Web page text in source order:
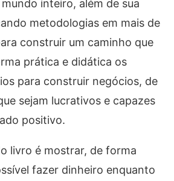
inteiro, além de sua
metodologias em mais de
construir um caminho que
prática e didática os
para construir negócios, de
sejam lucrativos e capazes
positivo.
livro é mostrar, de forma
fazer dinheiro enquanto